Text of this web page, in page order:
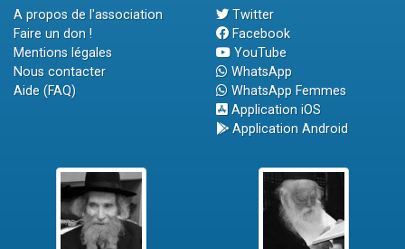
A propos de l'association
Faire un don !
Mentions légales
Nous contacter
Aide (FAQ)
Twitter
Facebook
YouTube
WhatsApp
WhatsApp Femmes
Application iOS
Application Android